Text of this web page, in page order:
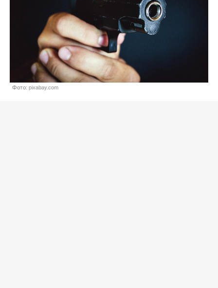
Фото: pixabay.com